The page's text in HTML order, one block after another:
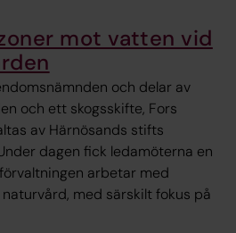
mot vatten vid
och delar av
och ett skogsskifte, Fors
av Härnösands stifts
dagen fick ledamöterna en
arbetar med
med särskilt fokus på